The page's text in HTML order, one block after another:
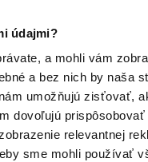
údajmi?
a mohli vám
a bez nich by naša
umožňujú zisťovať,
dovoľujú
relevantnej
sme mohli používať